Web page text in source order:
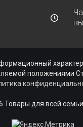
положениями
для всей